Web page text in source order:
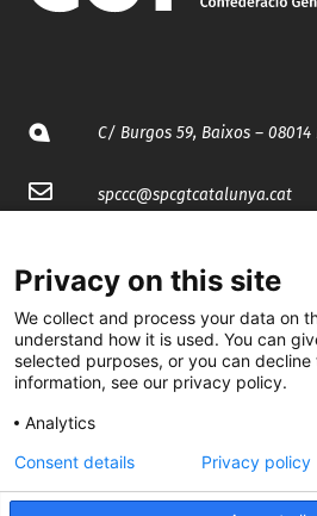
C/ Burgos 59, Baixos – 08014
spccc@spcgtcatalunya.cat
@CGTCatalunya
cgtcatalunya
CGTCatalunya
cgtcatalunya
Privacy on this site
We collect and process your data on
understand how it is used. You can
selected purposes, or you can decline
information, see our privacy policy.
Analytics
Consent details Privacy policy